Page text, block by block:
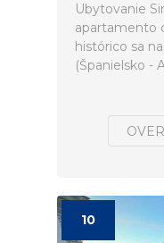
Ubytovanie
apartamento
histórico sa
(Španielsko -
10